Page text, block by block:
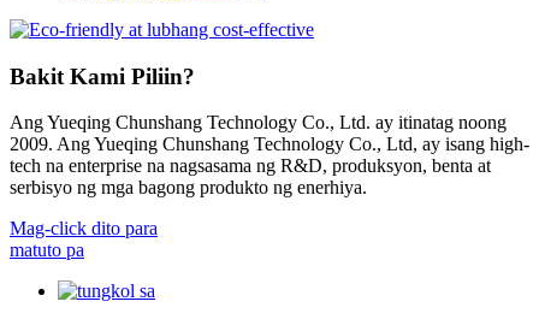
Bakit Kami Piliin?
Ang Yueqing Chunshang Technology Co., Ltd. ay itinatag noong
2009. Ang Yueqing Chunshang Technology Co., Ltd, ay isang high-
tech na enterprise na nagsasama ng R&D, produksyon, benta at
serbisyo ng mga bagong produkto ng enerhiya.
Mag-click dito para
matuto pa